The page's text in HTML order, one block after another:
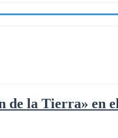
de la Tierra» en